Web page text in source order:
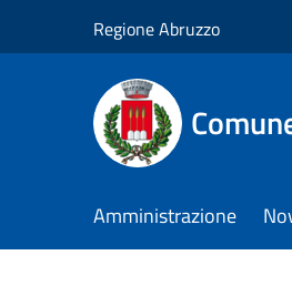
Regione Abruzzo
Amministrazione